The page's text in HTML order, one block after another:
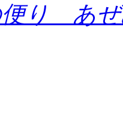
便り あぜ